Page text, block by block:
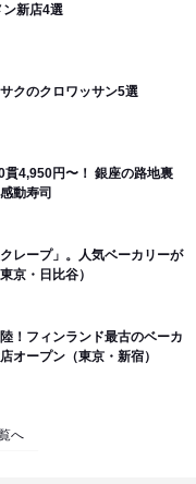
ン新店4選
クのクロワッサン5選
貫4,950円〜！ 銀座の路地裏
動寿司
レープ」。人気ベーカリーが
京・日比谷）
！フィンランド最古のベーカ
オープン（東京・新宿）
へ